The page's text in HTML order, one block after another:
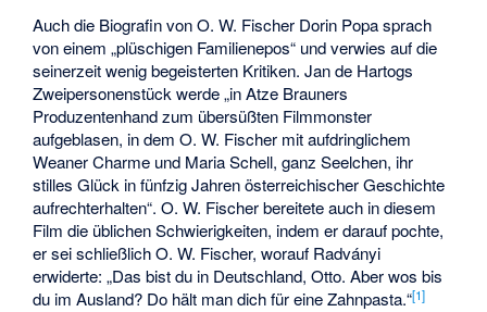
Auch die Biografin von O. W. Fischer Dorin Popa sprach
von einem „plüschigen Familienepos“ und verwies auf die
seinerzeit wenig begeisterten Kritiken. Jan de Hartogs
Zweipersonenstück werde „in Atze Brauners
Produzentenhand zum übersüßten Filmmonster
aufgeblasen, in dem O. W. Fischer mit aufdringlichem
Weaner Charme und Maria Schell, ganz Seelchen, ihr
stilles Glück in fünfzig Jahren österreichischer Geschichte
aufrechterhalten“. O. W. Fischer bereitete auch in diesem
Film die üblichen Schwierigkeiten, indem er darauf pochte,
er sei schließlich O. W. Fischer, worauf Radványi
erwiderte: „Das bist du in Deutschland, Otto. Aber wos bis
du im Ausland? Do hält man dich für eine Zahnpasta.“[1]